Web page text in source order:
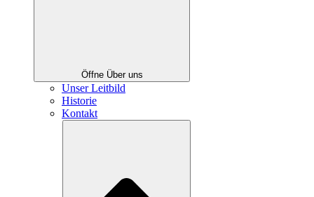
Öffne Über uns
Unser Leitbild
Historie
Kontakt